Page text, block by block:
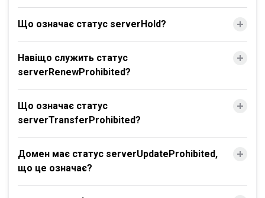
Що означає статус serverHold?
Навіщо служить статус
serverRenewProhibited?
Що означає статус
serverTransferProhibited?
Домен має статус serverUpdateProhibited,
що це означає?